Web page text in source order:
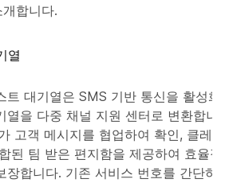
합니다.
열
대기열은 SMS 기반 통신을 활성화
을 다중 채널 지원 센터로 변환합니
고객 메시지를 협업하여 확인, 클레임
된 팀 받은 편지함을 제공하여 효율적
합니다. 기존 서비스 번호를 간단하